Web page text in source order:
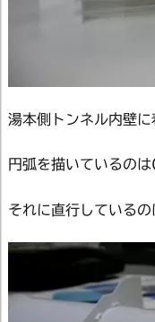
湯本側トンネル内壁に
円弧を描いているの
それに直行しているの